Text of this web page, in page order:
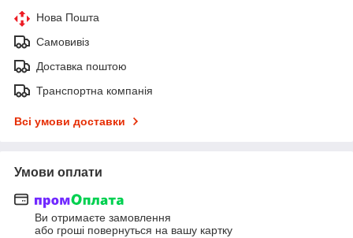
Нова Пошта
Самовивіз
Доставка поштою
Транспортна компанія
Всі умови доставки
Умови оплати
Ви отримаєте замовлення
або гроші повернуться на вашу картку